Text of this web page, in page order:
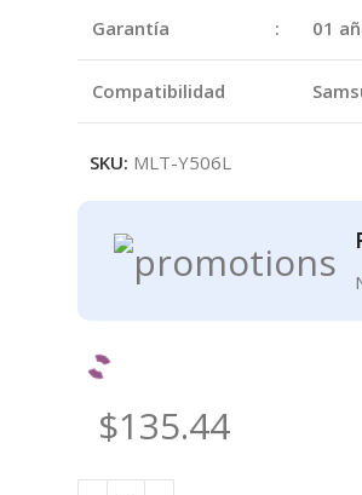
Garantía : 01
Compatibilidad
SKU: MLT-Y506L
$135.44